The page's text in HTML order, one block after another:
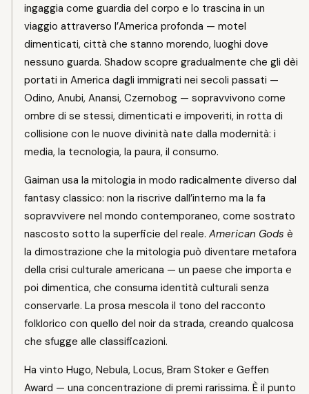
ingaggia come guardia del corpo e lo trascina in un
viaggio attraverso l’America profonda — motel
dimenticati, città che stanno morendo, luoghi dove
nessuno guarda. Shadow scopre gradualmente che gli dèi
portati in America dagli immigrati nei secoli passati —
Odino, Anubi, Anansi, Czernobog — sopravvivono come
ombre di se stessi, dimenticati e impoveriti, in rotta di
collisione con le nuove divinità nate dalla modernità: i
media, la tecnologia, la paura, il consumo.
Gaiman usa la mitologia in modo radicalmente diverso dal
fantasy classico: non la riscrive dall’interno ma la fa
sopravvivere nel mondo contemporaneo, come sostrato
nascosto sotto la superficie del reale. American Gods è
la dimostrazione che la mitologia può diventare metafora
della crisi culturale americana — un paese che importa e
poi dimentica, che consuma identità culturali senza
conservarle. La prosa mescola il tono del racconto
folklorico con quello del noir da strada, creando qualcosa
che sfugge alle classificazioni.
Ha vinto Hugo, Nebula, Locus, Bram Stoker e Geffen
Award — una concentrazione di premi rarissima. È il punto